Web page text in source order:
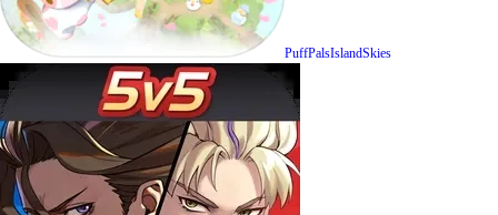
PuffPalsIslandSkies